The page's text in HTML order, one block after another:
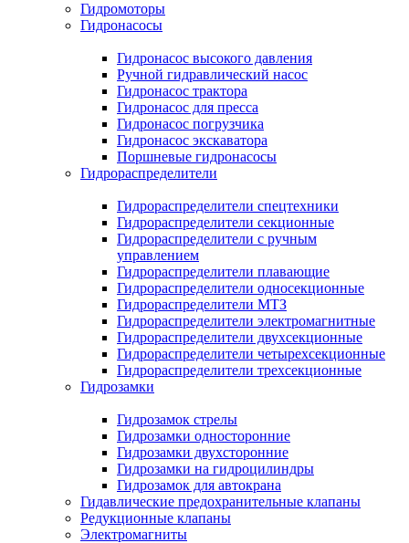
Гидромоторы
Гидронасосы
Гидронасос высокого давления
Ручной гидравлический насос
Гидронасос трактора
Гидронасос для пресса
Гидронасос погрузчика
Гидронасос экскаватора
Поршневые гидронасосы
Гидрораспределители
Гидрораспределители спецтехники
Гидрораспределители секционные
Гидрораспределители с ручным
управлением
Гидрораспределители плавающие
Гидрораспределители односекционные
Гидрораспределители МТЗ
Гидрораспределители электромагнитные
Гидрораспределители двухсекционные
Гидрораспределители четырехсекционные
Гидрораспределители трехсекционные
Гидрозамки
Гидрозамок стрелы
Гидрозамки односторонние
Гидрозамки двухсторонние
Гидрозамки на гидроцилиндры
Гидрозамок для автокрана
Гидавлические предохранительные клапаны
Редукционные клапаны
Электромагниты